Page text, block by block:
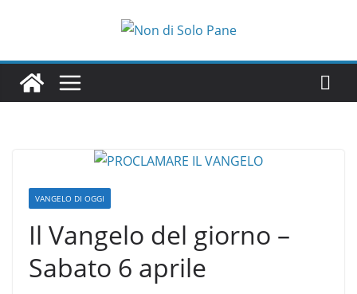
VANGELO DI OGGI
Il Vangelo del giorno –
Sabato 6 aprile